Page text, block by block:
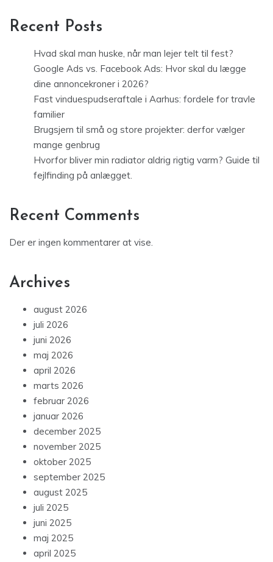
Recent Posts
Hvad skal man huske, når man lejer telt til fest?
Google Ads vs. Facebook Ads: Hvor skal du lægge
dine annoncekroner i 2026?
Fast vinduespudseraftale i Aarhus: fordele for travle
familier
Brugsjern til små og store projekter: derfor vælger
mange genbrug
Hvorfor bliver min radiator aldrig rigtig varm? Guide til
fejlfinding på anlægget.
Recent Comments
Der er ingen kommentarer at vise.
Archives
august 2026
juli 2026
juni 2026
maj 2026
april 2026
marts 2026
februar 2026
januar 2026
december 2025
november 2025
oktober 2025
september 2025
august 2025
juli 2025
juni 2025
maj 2025
april 2025